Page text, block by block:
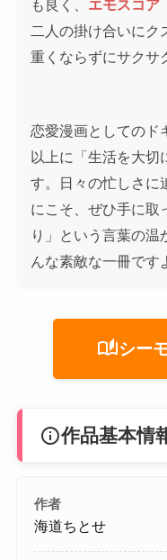
も良く、 エモスコア
二人の掛け合いにク
重くならずにサクサ
恋愛漫画としてのド
以上に「生活を大切
す。日々の忙しさに
にこそ、ぜひ手に取
り」という言葉の温
んな素敵な一冊です
auto_storiesシー
info作品基本情
作者
海道ちとせ